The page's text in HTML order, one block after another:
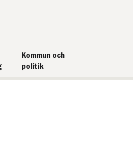
Kommun och
politik